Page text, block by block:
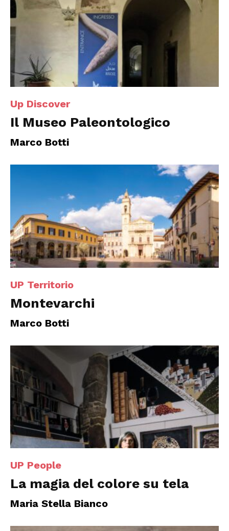
Up Discover
Il Museo Paleontologico
Marco Botti
UP Territorio
Montevarchi
Marco Botti
UP People
La magia del colore su tela
Maria Stella Bianco